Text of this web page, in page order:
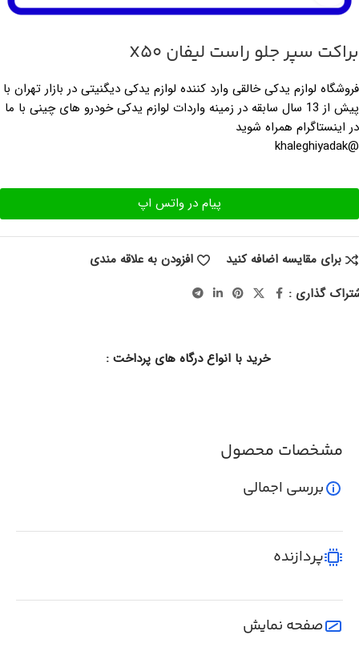
براکت سپر جلو راست لیفان X50
فروشگاه لوازم یدکی خالقی وارد کننده لوازم یدکی دیگنیتی در بازار تهران با
پیش از 13 سال سابقه در زمینه واردات لوازم یدکی خودرو های چینی با ما
در اینستاگرام همراه شوید
@khaleghiyadak
پیام در واتس اپ
برای مقایسه اضافه کنید
افزودن به علاقه مندی
گذاری :
خرید با انواع درگاه های پرداخت :
مشخصات محصول
بررسی اجمالی
پردازنده
صفحه نمایش